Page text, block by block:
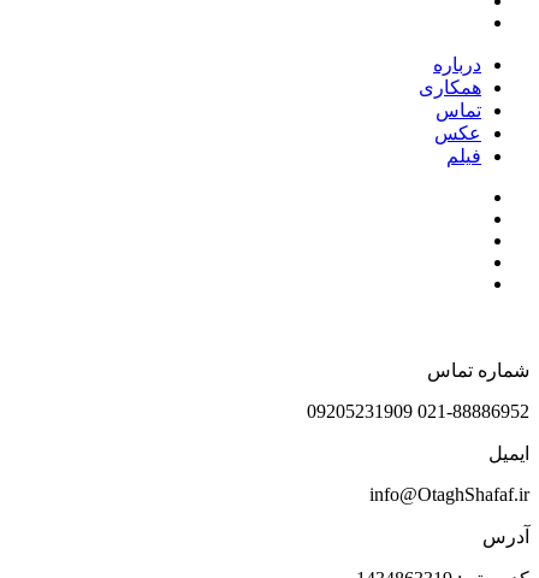
درباره
همکاری
تماس
عکس
فیلم
شماره تماس
021-88886952 09205231909
ایمیل
info@OtaghShafaf.ir
آدرس